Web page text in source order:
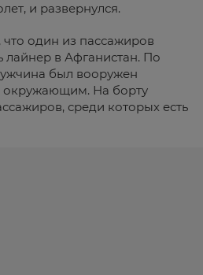
и развернулся.
что один из пассажиров
лайнер в Афганистан. По
был вооружен
окружающим. На борту
среди которых есть